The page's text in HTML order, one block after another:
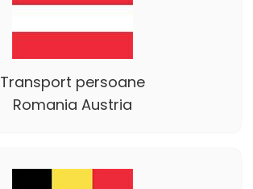
Transport persoane
Romania Austria